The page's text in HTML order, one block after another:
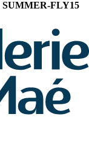
SUMMER-FLY15